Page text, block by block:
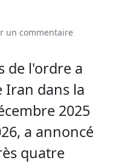
un commentaire
de l'ordre a
Iran dans la
2025
a annoncé
quatre